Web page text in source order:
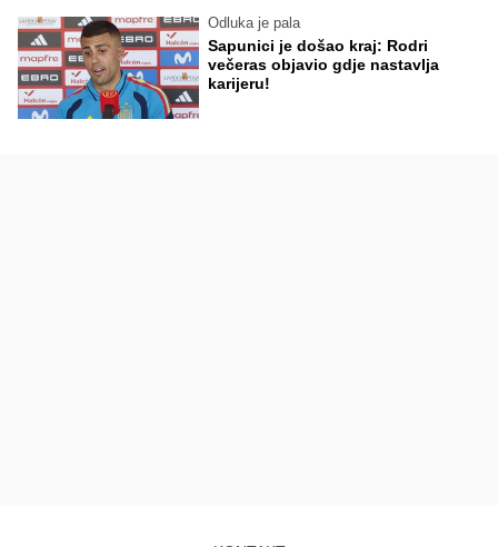
Odluka je pala
Sapunici je došao kraj: Rodri
večeras objavio gdje nastavlja
karijeru!